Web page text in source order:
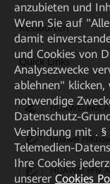
Ressourcen
Quick Links
HUAWEI eKit
Huawei
HUAWEI eFly
anzubieten und
Wenn Sie auf
damit
und Cookies von
Analysezwecke
ablehnen"
notwendige
Datenschutz-
Verbindung mit .
Telemedien-
Ihre Cookies
unserer Cookies